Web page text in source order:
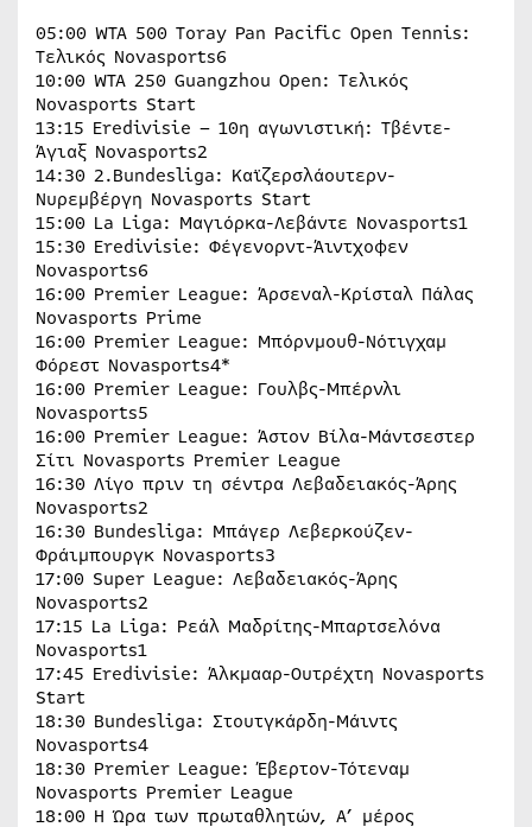
05:00 WTA 500 Toray Pan Pacific Open Tennis:
Tελικός Novasports6
10:00 WTA 250 Guangzhou Open: Tελικός
Novasports Start
13:15 Eredivisie – 10η αγωνιστική: Τβέντε-
Άγιαξ Novasports2
14:30 2.Bundesliga: Καϊζερσλάουτερν-
Νυρεμβέργη Novasports Start
15:00 La Liga: Μαγιόρκα-Λεβάντε Novasports1
15:30 Eredivisie: Φέγενορντ-Άιντχοφεν
Novasports6
16:00 Premier League: Άρσεναλ-Κρίσταλ Πάλας
Novasports Prime
16:00 Premier League: Μπόρνμουθ-Νότιγχαμ
Φόρεστ Novasports4*
16:00 Premier League: Γουλβς-Μπέρνλι
Novasports5
16:00 Premier League: Άστον Βίλα-Μάντσεστερ
Σίτι Novasports Premier League
16:30 Λίγο πριν τη σέντρα Λεβαδειακός-Άρης
Novasports2
16:30 Bundesliga: Μπάγερ Λεβερκούζεν-
Φράιμπουργκ Novasports3
17:00 Super League: Λεβαδειακός-Άρης
Novasports2
17:15 La Liga: Ρεάλ Μαδρίτης-Μπαρτσελόνα
Novasports1
17:45 Eredivisie: Άλκμααρ-Ουτρέχτη Novasports
Start
18:30 Bundesliga: Στουτγκάρδη-Μάιντς
Novasports4
18:30 Premier League: Έβερτον-Τότεναμ
Novasports Premier League
18:00 Η Ώρα των πρωταθλητών, Α’ μέρος